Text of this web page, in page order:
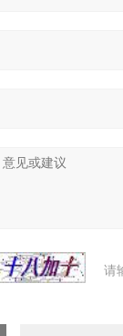
请